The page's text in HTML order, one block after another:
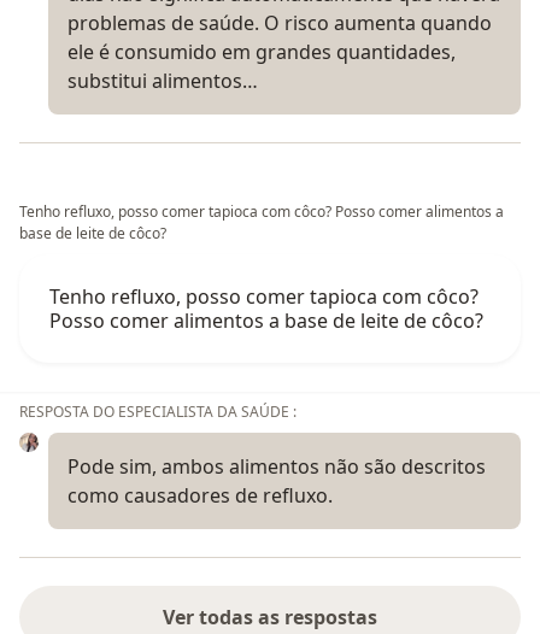
problemas de saúde. O risco aumenta quando
ele é consumido em grandes quantidades,
substitui alimentos…
Tenho refluxo, posso comer tapioca com côco? Posso comer alimentos a
base de leite de côco?
Tenho refluxo, posso comer tapioca com côco?
Posso comer alimentos a base de leite de côco?
RESPOSTA DO ESPECIALISTA DA SAÚDE :
Pode sim, ambos alimentos não são descritos
como causadores de refluxo.
Ver todas as respostas